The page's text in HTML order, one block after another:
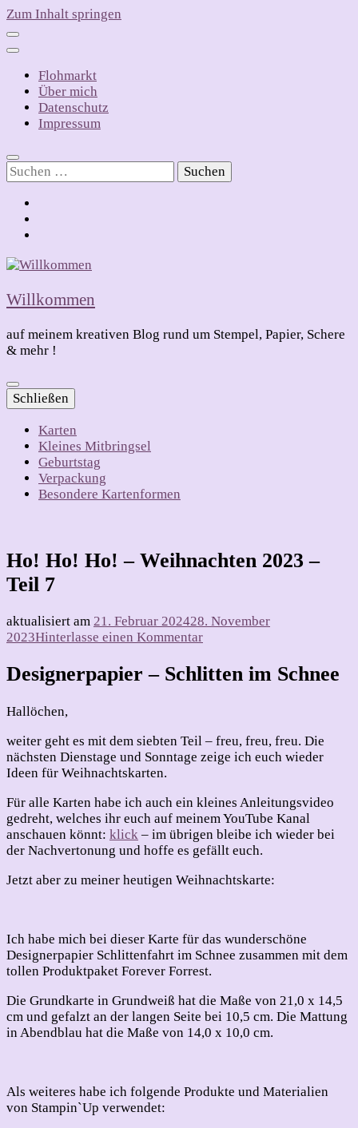
Zum Inhalt springen
Flohmarkt
Über mich
Datenschutz
Impressum
Suchen
nach:
Willkommen
auf meinem kreativen Blog rund um Stempel, Papier, Schere
& mehr !
Schließen
Karten
Kleines Mitbringsel
Geburtstag
Verpackung
Besondere Kartenformen
Ho! Ho! Ho! – Weihnachten 2023 –
Teil 7
aktualisiert am 21. Februar 202428. November
2023Hinterlasse einen Kommentarzu
Ho!
Ho!
2023
Teil
Designerpapier – Schlitten im Schnee
Hallöchen,
weiter geht es mit dem siebten Teil – freu, freu, freu. Die
nächsten Dienstage und Sonntage zeige ich euch wieder
Ideen für Weihnachtskarten.
Für alle Karten habe ich auch ein kleines Anleitungsvideo
gedreht, welches ihr euch auf meinem YouTube Kanal
anschauen könnt: klick – im übrigen bleibe ich wieder bei
der Nachvertonung und hoffe es gefällt euch.
Jetzt aber zu meiner heutigen Weihnachtskarte:
Ich habe mich bei dieser Karte für das wunderschöne
Designerpapier Schlittenfahrt im Schnee zusammen mit dem
tollen Produktpaket Forever Forrest.
Die Grundkarte in Grundweiß hat die Maße von 21,0 x 14,5
cm und gefalzt an der langen Seite bei 10,5 cm. Die Mattung
in Abendblau hat die Maße von 14,0 x 10,0 cm.
Als weiteres habe ich folgende Produkte und Materialien
von Stampin`Up verwendet: